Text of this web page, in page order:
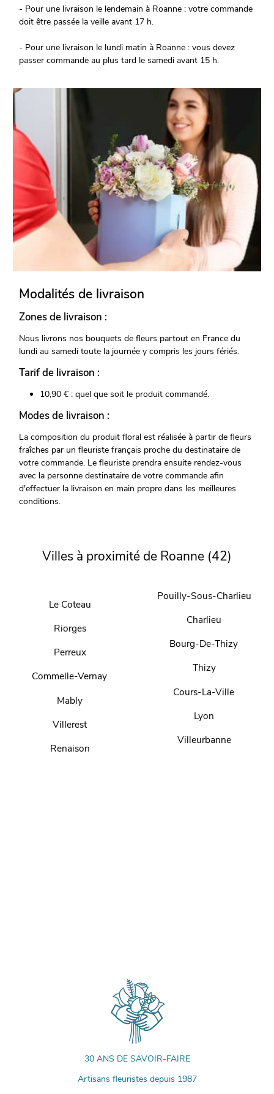
- Pour une livraison le lendemain à Roanne : votre commande
doit être passée la veille avant 17 h.
- Pour une livraison le lundi matin à Roanne : vous devez
passer commande au plus tard le samedi avant 15 h.
Modalités de livraison
Zones de livraison :
Nous livrons nos bouquets de fleurs partout en France du
lundi au samedi toute la journée y compris les jours fériés.
Tarif de livraison :
10,90 € : quel que soit le produit commandé.
Modes de livraison :
La composition du produit floral est réalisée à partir de fleurs
fraîches par un fleuriste français proche du destinataire de
votre commande. Le fleuriste prendra ensuite rendez-vous
avec la personne destinataire de votre commande afin
d'effectuer la livraison en main propre dans les meilleures
conditions.
Villes à proximité de Roanne (42)
Le Coteau
Riorges
Perreux
Commelle-Vernay
Mably
Villerest
Renaison
Pouilly-Sous-Charlieu
Charlieu
Bourg-De-Thizy
Thizy
Cours-La-Ville
Lyon
Villeurbanne
30 ANS DE SAVOIR-FAIRE
Artisans fleuristes depuis 1987